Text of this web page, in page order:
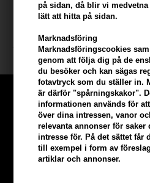
på sidan, då blir vi
lätt att hitta på sidan.
Marknadsföring
Marknadsföringscookies
genom att följa dig på de
du besöker och kan sägas
fotavtryck som du ställer in.
är därför "spårningskakor".
informationen används för
över dina intressen, vanor
relevanta annonser för
intresse för. På det sättet får
till exempel i form av
artiklar och annonser.
Storlek: 473 ml
John Masters Organics